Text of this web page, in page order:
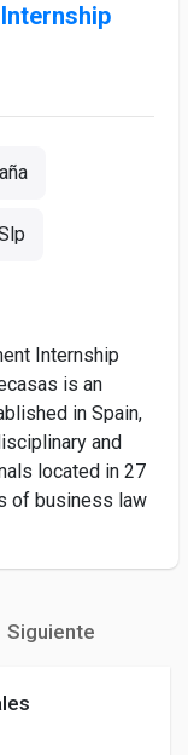
Internship
is an
in Spain,
and
located in 27
of business law
Siguiente